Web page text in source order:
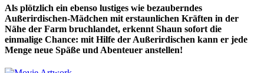
Als plötzlich ein ebenso lustiges wie bezauberndes
Außerirdischen-Mädchen mit erstaunlichen Kräften in der
Nähe der Farm bruchlandet, erkennt Shaun sofort die
einmalige Chance: mit Hilfe der Außerirdischen kann er jede
Menge neue Späße und Abenteuer anstellen!